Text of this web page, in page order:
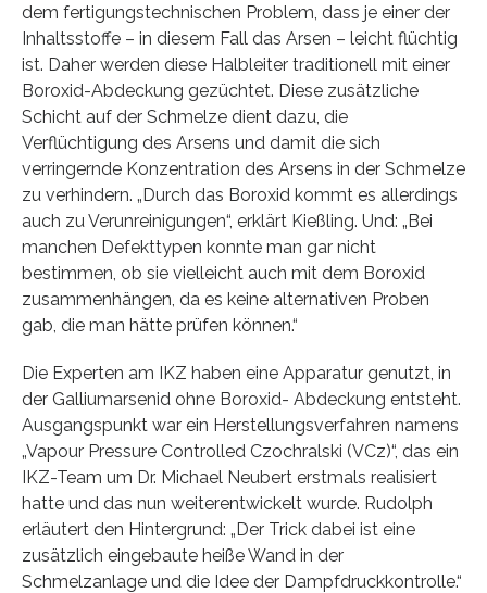
dem fertigungstechnischen Problem, dass je einer der
Inhaltsstoffe – in diesem Fall das Arsen – leicht flüchtig
ist. Daher werden diese Halbleiter traditionell mit einer
Boroxid-Abdeckung gezüchtet. Diese zusätzliche
Schicht auf der Schmelze dient dazu, die
Verflüchtigung des Arsens und damit die sich
verringernde Konzentration des Arsens in der Schmelze
zu verhindern. „Durch das Boroxid kommt es allerdings
auch zu Verunreinigungen“, erklärt Kießling. Und: „Bei
manchen Defekttypen konnte man gar nicht
bestimmen, ob sie vielleicht auch mit dem Boroxid
zusammenhängen, da es keine alternativen Proben
gab, die man hätte prüfen können.“
Die Experten am IKZ haben eine Apparatur genutzt, in
der Galliumarsenid ohne Boroxid- Abdeckung entsteht.
Ausgangspunkt war ein Herstellungsverfahren namens
„Vapour Pressure Controlled Czochralski (VCz)“, das ein
IKZ-Team um Dr. Michael Neubert erstmals realisiert
hatte und das nun weiterentwickelt wurde. Rudolph
erläutert den Hintergrund: „Der Trick dabei ist eine
zusätzlich eingebaute heiße Wand in der
Schmelzanlage und die Idee der Dampfdruckkontrolle.“